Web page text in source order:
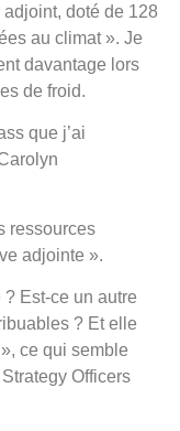
doté de 128
au climat ». Je
davantage lors
de froid.
que j’ai
ressources
adjointe ».
Est-ce un autre
? Et elle
ce qui semble
Officers